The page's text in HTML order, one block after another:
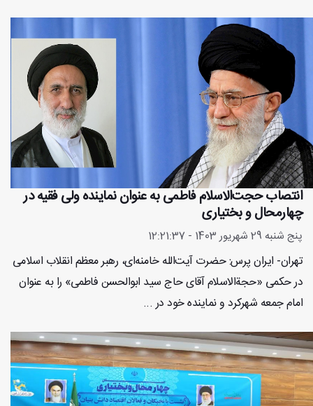
انتصاب حجت‌الاسلام فاطمی به عنوان نماینده ولی فقیه در
چهارمحال و بختیاری
پنج شنبه 29 شهریور 1403 - 12:21:37
تهران- ایران پرس: حضرت آیت‌الله خامنه‌ای، رهبر معظم انقلاب اسلامی
در حکمی «حجةالاسلام آقای حاج سید ابوالحسن فاطمی» را به عنوان
امام جمعه شهرکرد و نماینده خود در ...